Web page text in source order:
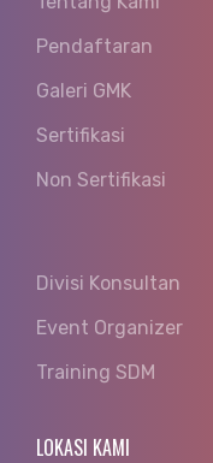
Pendaftaran
Galeri GMK
Sertifikasi
Non Sertifikasi
Divisi Konsultan
Event Organizer
Training SDM
LOKASI KAMI